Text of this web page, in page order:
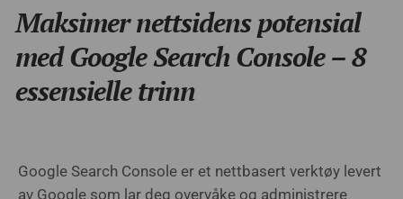
Maksimer nettsidens potensial
med Google Search Console – 8
essensielle trinn
Google Search Console er et nettbasert verktøy levert
av Google som lar deg overvåke og administrere